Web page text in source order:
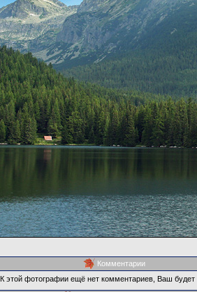
Комментарии
К этой фотографии ещё нет комментариев, Ваш